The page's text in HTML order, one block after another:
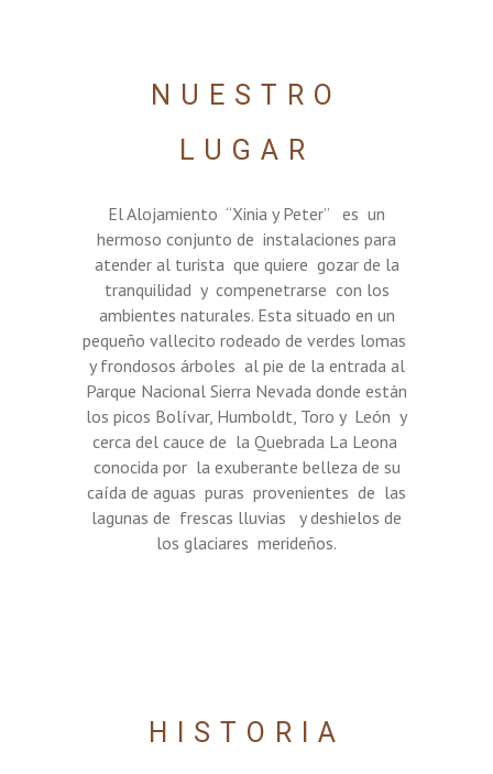
NUESTRO
LUGAR
El Alojamiento “Xinia y Peter” es un
hermoso conjunto de instalaciones para
atender al turista que quiere gozar de la
tranquilidad y compenetrarse con los
ambientes naturales. Esta situado en un
pequeño vallecito rodeado de verdes lomas
y frondosos árboles al pie de la entrada al
Parque Nacional Sierra Nevada donde están
los picos Bolívar, Humboldt, Toro y León y
cerca del cauce de la Quebrada La Leona
conocida por la exuberante belleza de su
caída de aguas puras provenientes de las
lagunas de frescas lluvias y deshielos de
los glaciares merideños.
HISTORIA